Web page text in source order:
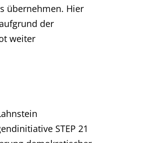
übernehmen. Hier
der
weiter
STEP 21